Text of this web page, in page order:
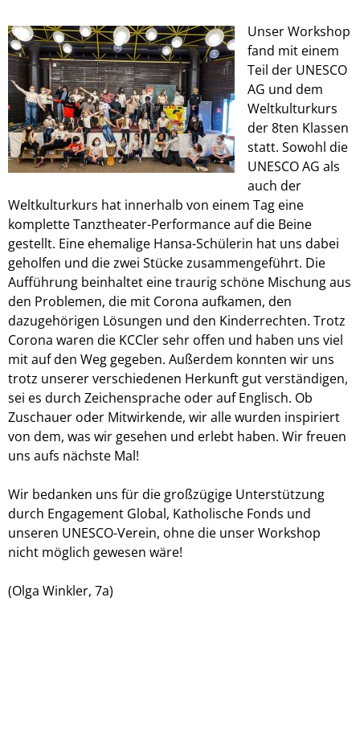
Unser Workshop
fand mit einem
Teil der UNESCO
AG und dem
Weltkulturkurs
der 8ten Klassen
statt. Sowohl die
UNESCO AG als
auch der
Weltkulturkurs hat innerhalb von einem Tag eine
komplette Tanztheater-Performance auf die Beine
gestellt. Eine ehemalige Hansa-Schülerin hat uns dabei
geholfen und die zwei Stücke zusammengeführt. Die
Aufführung beinhaltet eine traurig schöne Mischung aus
den Problemen, die mit Corona aufkamen, den
dazugehörigen Lösungen und den Kinderrechten. Trotz
Corona waren die KCCler sehr offen und haben uns viel
mit auf den Weg gegeben. Außerdem konnten wir uns
trotz unserer verschiedenen Herkunft gut verständigen,
sei es durch Zeichensprache oder auf Englisch. Ob
Zuschauer oder Mitwirkende, wir alle wurden inspiriert
von dem, was wir gesehen und erlebt haben. Wir freuen
uns aufs nächste Mal!
Wir bedanken uns für die großzügige Unterstützung
durch Engagement Global, Katholische Fonds und
unseren UNESCO-Verein, ohne die unser Workshop
nicht möglich gewesen wäre!
(Olga Winkler, 7a)